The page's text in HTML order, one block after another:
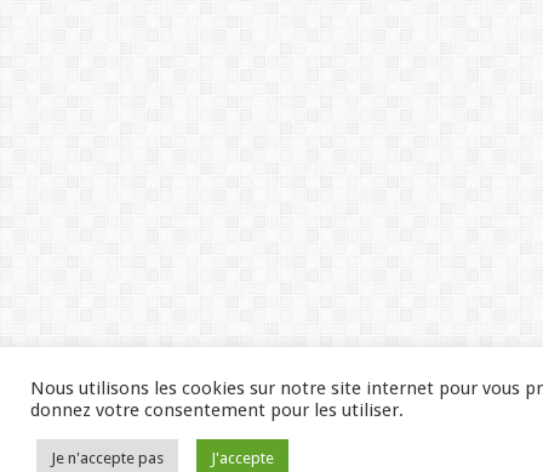
Nous utilisons les cookies sur notre site internet pour vous
donnez votre consentement pour les utiliser.
Je n'accepte pas J'accepte